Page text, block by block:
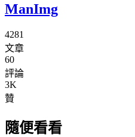
ManImg
4281
文章
60
評論
3K
贊
隨便看看